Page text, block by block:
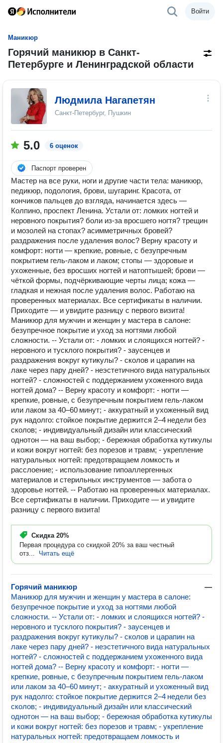
Войти
Маникюр
Горячий маникюр в Санкт-
Петербурге и Ленинградской области
Людмила Нагапетян
Санкт-Петербург, Пушкин
5.0 6 оценок
Паспорт проверен
Мастер на все руки, ноги и другие части тела: маникюр,
педикюр, подология, брови, шугаринг. Красота, от
кончиков пальцев до взгляда, начинается здесь —
Колпино, проспект Ленина. Устали от: ломких ногтей и
неровного покрытия? боли из‑за вросшего ногтя? трещин
и мозолей на стопах? асимметричных бровей?
раздражения после удаления волос? Верну красоту и
комфорт: ногти — крепкие, ровные, с безупречным
покрытием гель-лаком и лаком; стопы — здоровые и
ухоженные, без вросших ногтей и натоптышей; брови —
чёткой формы, подчёркивающие черты лица; кожа —
гладкая и нежная после удаления волос. Работаю на
проверенных материалах. Все сертификаты в наличии.
Приходите — и увидите разницу с первого визита!
Маникюр для мужчин и женщин у мастера в салоне:
безупречное покрытие и уход за ногтями любой
сложности. -- Устали от: - ломких и слоящихся ногтей? -
неровного и тусклого покрытия? - заусенцев и
раздражения вокруг кутикулы? - сколов и царапин на
лаке через пару дней? - неэстетичного вида натуральных
ногтей? - сложностей с поддержанием ухоженного вида
ногтей дома? -- Верну красоту и комфорт: - ногти —
крепкие, ровные, с безупречным покрытием гель‑лаком
или лаком за 40–60 минут; - аккуратный и ухоженный вид
рук надолго: стойкое покрытие держится 2–4 недели без
сколов; - индивидуальный дизайн или классический
однотон — на ваш выбор; - бережная обработка кутикулы
и кожи вокруг ногтей: без порезов и травм; - укрепление
натуральных ногтей: предотвращаем ломкость и
расслоение; - использование гипоаллергенных
материалов и стерильных инструментов — забота о
здоровье ногтей. -- Работаю на проверенных материалах.
Все сертификаты в наличии. Приходите — и увидите
разницу с первого визита!
Скидка 20%
Первая процедура со скидкой 20% за ваш честный
отз...
Читать ещё
Горячий маникюр
—
Маникюр для мужчин и женщин у мастера в салоне:
безупречное покрытие и уход за ногтями любой
сложности. -- Устали от: - ломких и слоящихся ногтей? -
неровного и тусклого покрытия? - заусенцев и
раздражения вокруг кутикулы? - сколов и царапин на
лаке через пару дней? - неэстетичного вида натуральных
ногтей? - сложностей с поддержанием ухоженного вида
ногтей дома? -- Верну красоту и комфорт: - ногти —
крепкие, ровные, с безупречным покрытием гель‑лаком
или лаком за 40–60 минут; - аккуратный и ухоженный вид
рук надолго: стойкое покрытие держится 2–4 недели без
сколов; - индивидуальный дизайн или классический
однотон — на ваш выбор; - бережная обработка кутикулы
и кожи вокруг ногтей: без порезов и травм; - укрепление
натуральных ногтей: предотвращаем ломкость и